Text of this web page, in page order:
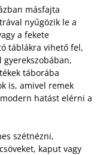
másfajta
nyűgözik le a
a fekete
táblákra vihető fel,
táborába
is, amivel remek
hatást elérni a
szétnézni,
kaput vagy